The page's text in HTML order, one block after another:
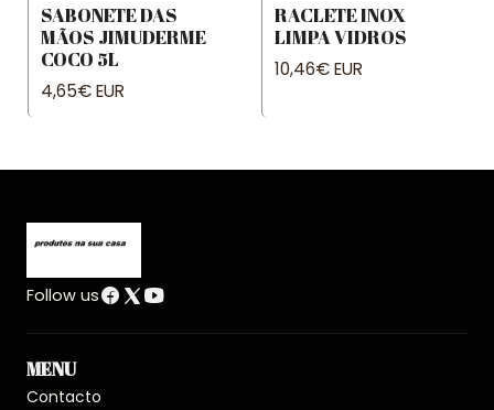
SABONETE DAS
MÃOS JIMUDERME
COCO 5L
4,65€ EUR
RACLETE INOX
LIMPA VIDROS
10,46€ EUR
Follow us
MENU
Contacto